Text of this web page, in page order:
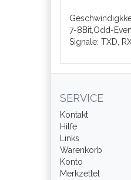
7-8Bit,Odd-
Signale: TXD,
SERVICE
Kontakt
Hilfe
Links
Warenkorb
Konto
Merkzettel